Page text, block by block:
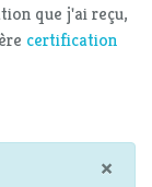
que j'ai reçu,
certification
×